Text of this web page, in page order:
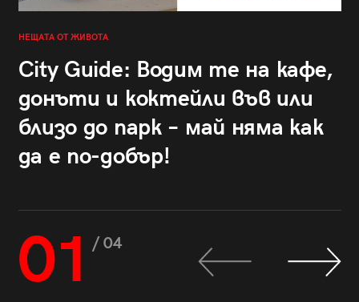
НЕЩАТА ОТ ЖИВОТА
City Guide: Водим те на кафе,
донъти и коктейли във или
близо до парк – май няма как
да е по-добър!
01 / 04